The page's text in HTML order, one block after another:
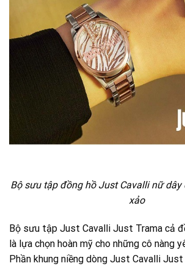
Bộ sưu tập đồng hồ Just Cavalli nữ dây
xảo
Bộ sưu tập Just Cavalli Just Trama cả
là lựa chọn hoàn mỹ cho những cô nàng
Phần khung niềng dòng Just Cavalli